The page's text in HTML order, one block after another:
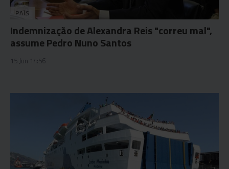
PAÍS
Indemnização de Alexandra Reis "correu mal",
assume Pedro Nuno Santos
15 Jun 14:56